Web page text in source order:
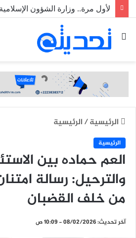
بحث
عن
الرئيسية/الرئيسية
الرئيسية
العم حماده بين
والترحيل: رسالة
من خلف القضبان
آخر تحديث: 08/02/2026 - 10:09 ص